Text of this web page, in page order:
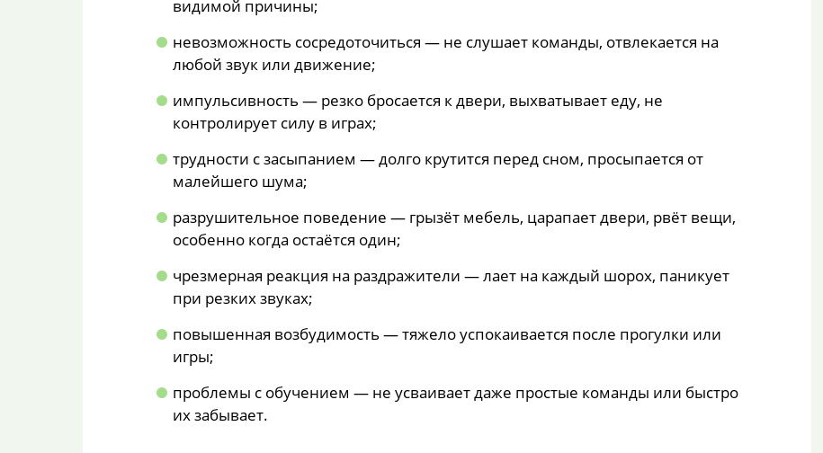
видимой причины;
невозможность сосредоточиться — не слушает команды, отвлекается на
любой звук или движение;
импульсивность — резко бросается к двери, выхватывает еду, не
контролирует силу в играх;
трудности с засыпанием — долго крутится перед сном, просыпается от
малейшего шума;
разрушительное поведение — грызёт мебель, царапает двери, рвёт вещи,
особенно когда остаётся один;
чрезмерная реакция на раздражители — лает на каждый шорох, паникует
при резких звуках;
повышенная возбудимость — тяжело успокаивается после прогулки или
игры;
проблемы с обучением — не усваивает даже простые команды или быстро
их забывает.